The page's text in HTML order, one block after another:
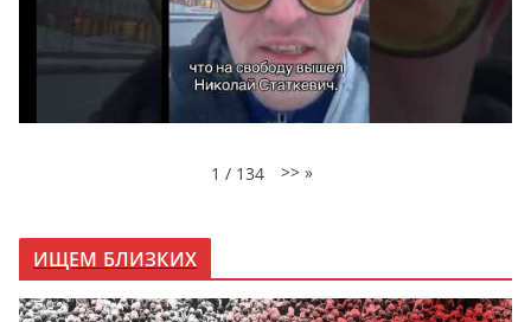
1 / 134 >> »
ИЩЕМ БЛИЗКИХ